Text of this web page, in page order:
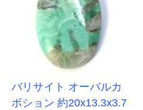
バリサイト オーバルカ
ボション 約20x13.3x3.7